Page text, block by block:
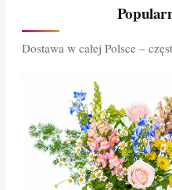
Dostawa w całej Polsce –